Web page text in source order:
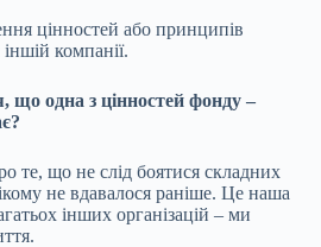
цінностей або принципів
компанії.
що одна з цінностей фонду –
те, що не слід боятися складних
не вдавалося раніше. Це наша
інших організацій – ми